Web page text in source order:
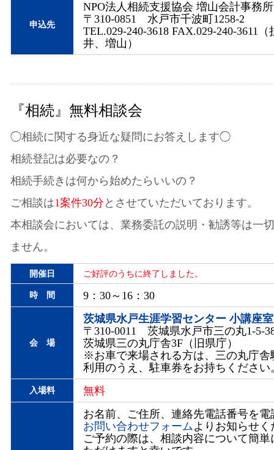
申込先
NPO法人相続支援協会 増山会計事務所
〒310-0851 水戸市千波町1258-2
TEL.029-240-3618 FAX.029-240-3611
井、増山）
『相続』無料相談会
◯相続に関する身近な疑問にお答えします◯
相続登記は必要なの？
相続手続きは何から始めたらいいの？
ご相談は1案件30分 とさせていただいております。
本相談会においては、業務委託の説明・勧誘等は一
ません。
開催日 ご好評のうちに終了しました。
時 間 9：30～16：30
会 場
茨城県水戸生涯学習センター 小講座室
〒310-0011 茨城県水戸市三の丸1-5-
茨城県三の丸庁舎3F（旧県庁）
※お車で来場される方は、三の丸庁舎
利用のうえ、駐車券をお持ちください
入場料 無料
お名前、ご住所、連絡先電話番号を電
お問い合わせフォームよりお知らせく
ご予約の際は、相談内容について簡単